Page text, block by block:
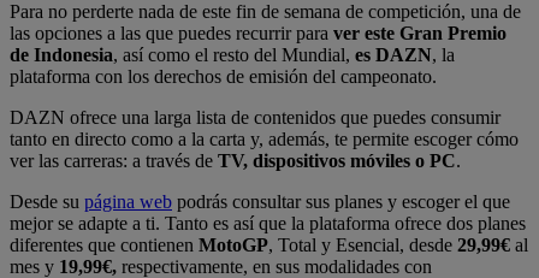
Para no perderte nada de este fin de semana de competición, una de
las opciones a las que puedes recurrir para ver este Gran Premio
de Indonesia, así como el resto del Mundial, es DAZN, la
plataforma con los derechos de emisión del campeonato.
DAZN ofrece una larga lista de contenidos que puedes consumir
tanto en directo como a la carta y, además, te permite escoger cómo
ver las carreras: a través de TV, dispositivos móviles o PC.
Desde su página web podrás consultar sus planes y escoger el que
mejor se adapte a ti. Tanto es así que la plataforma ofrece dos planes
diferentes que contienen MotoGP, Total y Esencial, desde 29,99€ al
mes y 19,99€, respectivamente, en sus modalidades con